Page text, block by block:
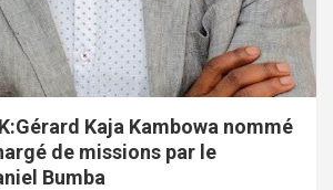
Kaja Kambowa nommé
de missions par le
Bumba